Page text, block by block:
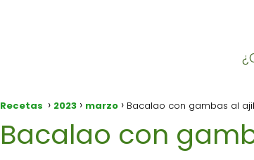
Recetas 2023 marzo Bacalao con gambas al
Bacalao con